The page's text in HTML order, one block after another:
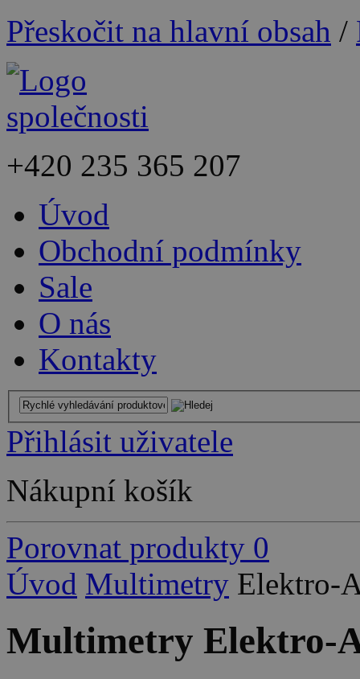
Přeskočit na hlavní obsah /
+420 235 365 207
Úvod
Obchodní podmínky
Sale
O nás
Kontakty
Přihlásit uživatele
Nákupní košík
Porovnat produkty 0
Úvod Multimetry Elektro-
Multimetry Elektro-